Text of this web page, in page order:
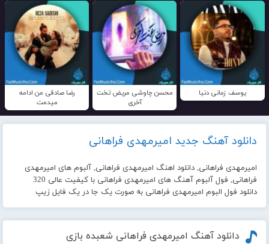
یوسف زمانی دنیا
محسن چاوشی مریض تخت
آخری
رضا صادقی من ادامه
میدمت
دانلود آهنگ جدید امیرمهدی فراهانی
امیرمهدی فراهانی, دانلود اهنگ امیرمهدی فراهانی, آلبوم های امیرمهدی
فراهانی, فول آلبوم آهنگ های امیرمهدی فراهانی با کیفیت عالی 320
دانلود فول البوم امیرمهدی فراهانی به صورت یک جا در یک فایل زیپ
دانلود آهنگ امیرمهدی فراهانی شعبده بازی